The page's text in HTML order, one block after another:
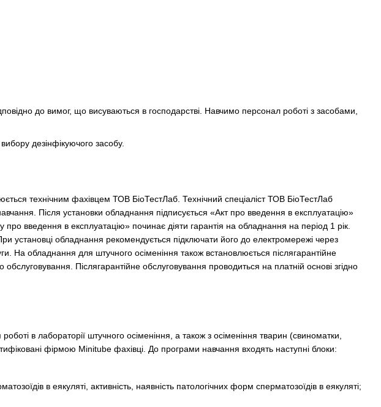
до вимог, що висуваються в господарстві. Навчимо персонал роботі з засобами,
дезінфікуючого засобу.
технічним фахівцем ТОВ БіоТестЛаб. Технічний спеціаліст ТОВ БіоТестЛаб
Після установки обладнання підписується «Акт про введення в експлуатацію»
введення в експлуатацію» починає діяти гарантія на обладнання на період 1 рік.
обладнання рекомендується підключати його до електромережі через
На обладнання для штучного осіменіння також встановлюється післягарантійне
Післягарантійне обслуговування проводиться на платній основі згідно
в лабораторії штучного осіменіння, а також з осіменіння тварин (свиноматки,
фірмою Minitube фахівці. До програми навчання входять наступні блоки:
в еякуляті, активність, наявність патологічних форм сперматозоїдів в еякуляті;